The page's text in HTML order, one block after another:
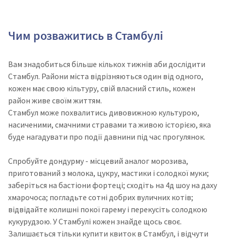
Чим розважитись в Стамбулі
Вам знадобиться більше кількох тижнів аби дослідити
Стамбул. Райони міста відрізняються один від одного,
кожен має свою кільтуру, свій власний стиль, кожен
район живе своїм життям.
Стамбул може похвалитись дивовижною культурою,
насиченими, смачними стравами та живою історією, яка
буде нагадувати про події давнини під час прогулянок.
Спробуйте дондурму - місцевий аналог морозива,
приготований з молока, цукру, мастики і солодкої муки;
заберіться на бастіони фортеці; сходіть на 4д шоу на даху
хмарочоса; погладьте сотні добрих вуличних котів;
відвідайте колишні покої гарему і перекусіть солодкою
кукурудзою. У Стамбулі кожен знайде щось своє.
Залишається тільки купити квиток в Стамбул, і відчути